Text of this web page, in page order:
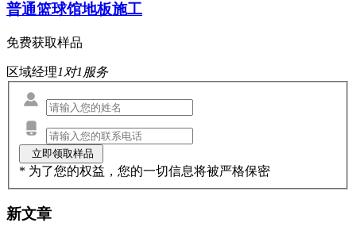
普通篮球馆地板施工
免费获取样品
区域经理1对1服务
* 为了您的权益，您的一切信息将被严格保密
新文章